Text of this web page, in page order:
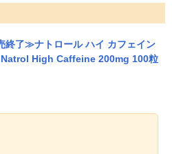
了≫ナトロール ハイ カフェイン
High Caffeine 200mg 100粒